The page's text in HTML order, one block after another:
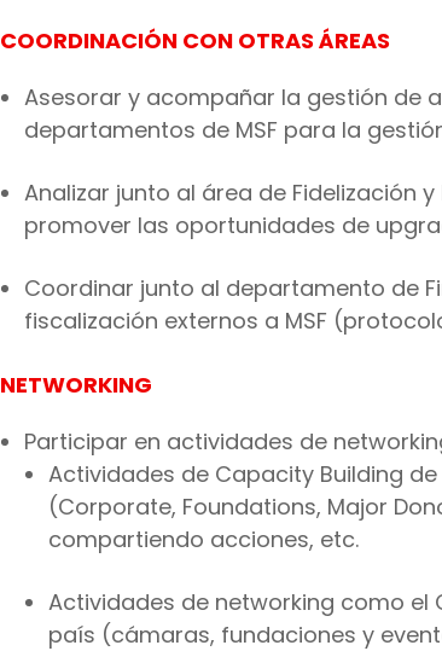
COORDINACIÓN CON OTRAS ÁREAS
Asesorar y acompañar la gestión de
departamentos de MSF para la
Analizar junto al área de Fidelización
promover las oportunidades de
Coordinar junto al departamento de
fiscalización externos a MSF
NETWORKING
Participar en actividades de
Actividades de Capacity Building
(Corporate, Foundations, Major
compartiendo acciones, etc.
Actividades de networking como el
país (cámaras, fundaciones y